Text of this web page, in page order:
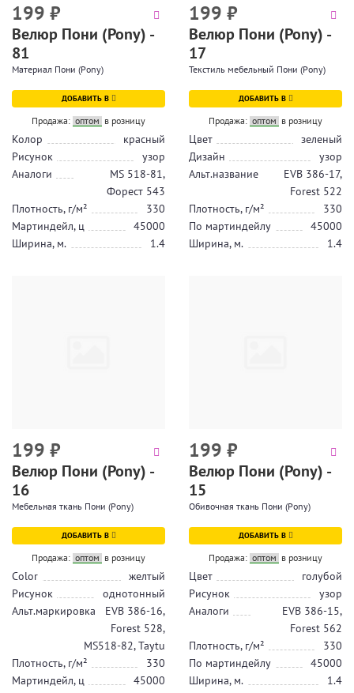
199 ₽
Велюр Пони (Pony) -
81
Материал Пони (Pony)
ДОБАВИТЬ В
Продажа: оптом в розницу
Колор
красный
Рисунок
узор
Аналоги
MS 518-81,
Форест 543
Плотность, г/м²
330
Мартиндейл, ц
45000
Ширина, м.
1.4
199 ₽
Велюр Пони (Pony) -
17
Текстиль мебельный Пони (Pony)
ДОБАВИТЬ В
Продажа: оптом в розницу
Цвет
зеленый
Дизайн
узор
Альт.название
EVB 386-17,
Forest 522
Плотность, г/м²
330
По мартиндейлу
45000
Ширина, м.
1.4
199 ₽
Велюр Пони (Pony) -
16
Мебельная ткань Пони (Pony)
ДОБАВИТЬ В
Продажа: оптом в розницу
Color
желтый
Рисунок
однотонный
Альт.маркировка
EVB 386-16,
Forest 528,
MS518-82, Taytu
Плотность, г/м²
330
Мартиндейл, ц
45000
199 ₽
Велюр Пони (Pony) -
15
Обивочная ткань Пони (Pony)
ДОБАВИТЬ В
Продажа: оптом в розницу
Цвет
голубой
Рисунок
узор
Аналоги
EVB 386-15,
Forest 562
Плотность, г/м²
330
По мартиндейлу
45000
Ширина, м.
1.4